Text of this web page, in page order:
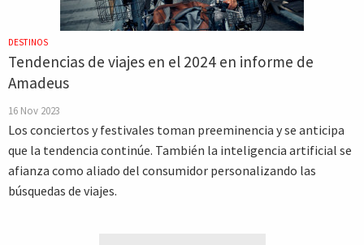
DESTINOS
Tendencias de viajes en el 2024 en informe de
Amadeus
16 Nov 2023
Los conciertos y festivales toman preeminencia y se anticipa
que la tendencia continúe. También la inteligencia artificial se
afianza como aliado del consumidor personalizando las
búsquedas de viajes.